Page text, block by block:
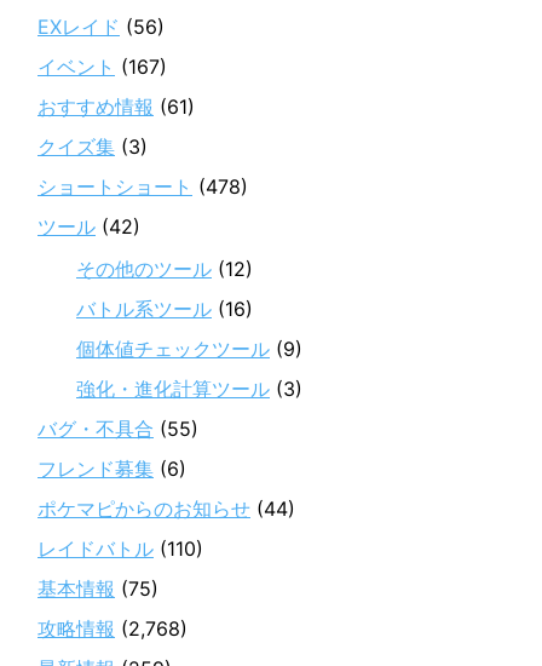
EXレイド (56)
イベント (167)
おすすめ情報 (61)
クイズ集 (3)
ショートショート (478)
ツール (42)
その他のツール (12)
バトル系ツール (16)
個体値チェックツール (9)
強化・進化計算ツール (3)
バグ・不具合 (55)
フレンド募集 (6)
ポケマピからのお知らせ (44)
レイドバトル (110)
基本情報 (75)
攻略情報 (2,768)